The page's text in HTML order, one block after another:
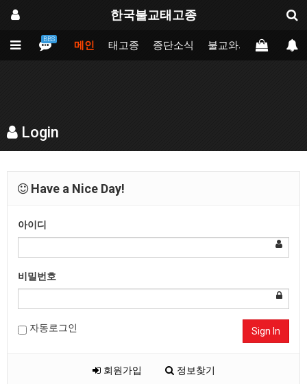
한국불교태고종
BBS
메인 태고종 종단소식 불교와의만남 업
Login
Have a Nice Day!
아이디
비밀번호
자동로그인 Sign In
회원가입 정보찾기